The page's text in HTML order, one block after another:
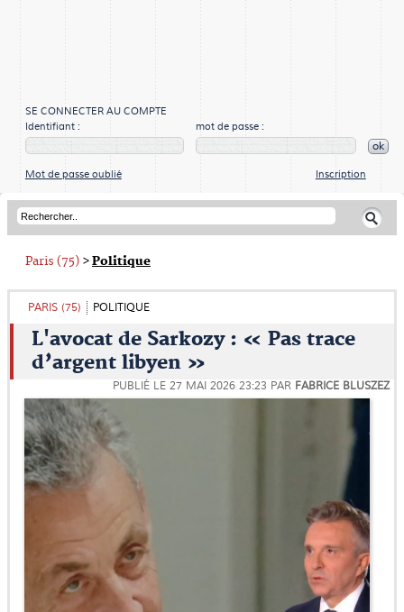
SE CONNECTER AU COMPTE
Identifiant :
mot de passe :
ok
Mot de passe oublié Inscription
Paris (75) >Politique
PARIS (75) POLITIQUE
L'avocat de Sarkozy : « Pas trace
d’argent libyen »
PUBLIÉ LE 27 MAI 2026 23:23 PAR FABRICE BLUSZEZ